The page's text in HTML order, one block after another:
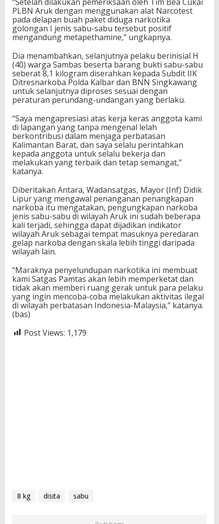
PLBN Aruk dengan menggunakan alat Narcotest
pada delapan buah paket diduga narkotika
golongan I jenis sabu-sabu tersebut positif
mengandung metapethamine,” ungkapnya.
Dia menambahkan, selanjutnya pelaku berinisial H
(40) warga Sambas beserta barang bukti sabu-sabu
seberat 8,1 kilogram diserahkan kepada Subdit IIK
Ditresnarkoba Polda Kalbar dan BNN Singkawang
untuk selanjutnya diproses sesuai dengan
peraturan perundang-undangan yang berlaku.
“Saya mengapresiasi atas kerja keras anggota kami
di lapangan yang tanpa mengenal lelah
berkontribusi dalam menjaga perbatasan
Kalimantan Barat, dan saya selalu perintahkan
kepada anggota untuk selalu bekerja dan
melakukan yang terbaik dan tetap semangat,”
katanya.
Diberitakan Antara, Wadansatgas, Mayor (Inf) Didik
Lipur yang mengawal penanganan penangkapan
narkoba itu mengatakan, pengungkapan narkoba
jenis sabu-sabu di wilayah Aruk ini sudah beberapa
kali terjadi, sehingga dapat dijadikan indikator
wilayah Aruk sebagai tempat masuknya peredaran
gelap narkoba dengan skala lebih tinggi daripada
wilayah lain.
“Maraknya penyelundupan narkotika ini membuat
kami Satgas Pamtas akan lebih memperketat dan
tidak akan memberi ruang gerak untuk para pelaku
yang ingin mencoba-coba melakukan aktivitas ilegal
di wilayah perbatasan Indonesia-Malaysia,” katanya.
(bas)
Post Views: 1,179
8 kg disita sabu